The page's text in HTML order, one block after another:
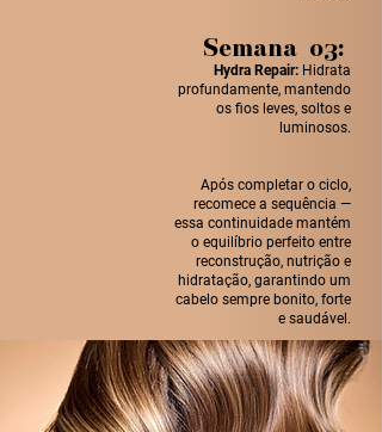
Semana 03:
Hydra Repair: Hidrata
profundamente, mantendo
os fios leves, soltos e
luminosos.
Após completar o ciclo,
recomece a sequência —
essa continuidade mantém
o equilíbrio perfeito entre
reconstrução, nutrição e
hidratação, garantindo um
cabelo sempre bonito, forte
e saudável.